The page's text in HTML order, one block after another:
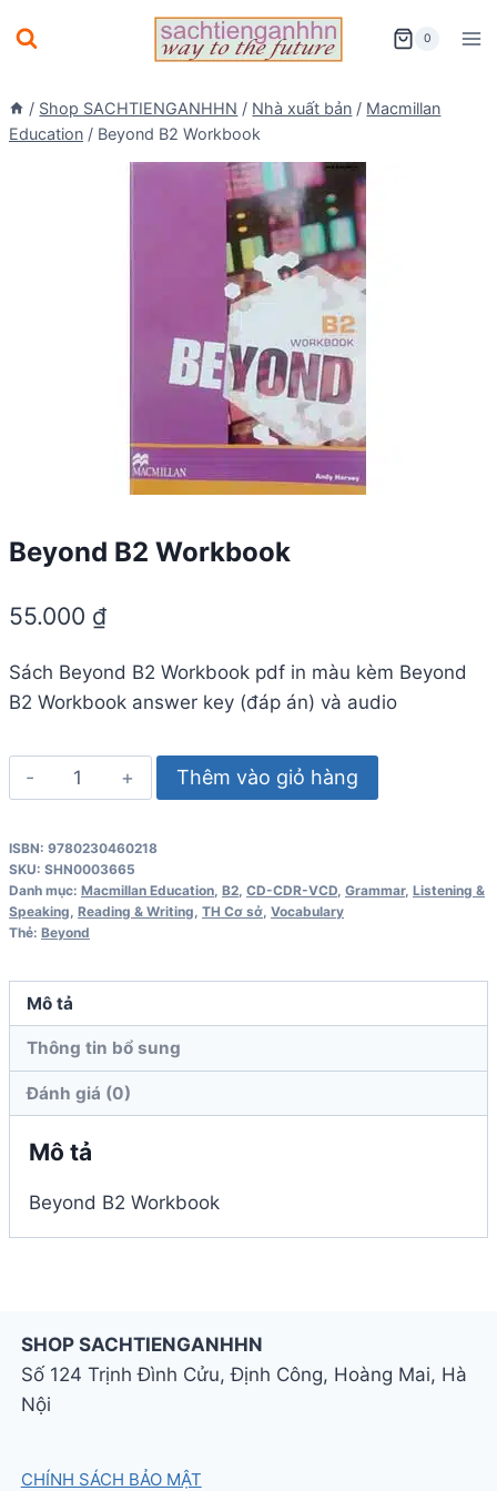
to
0
/ Shop SACHTIENGANHHN / Nhà xuất bản / Macmillan
Education / Beyond B2 Workbook
Beyond B2 Workbook
55.000 ₫
Sách Beyond B2 Workbook pdf in màu kèm Beyond
B2 Workbook answer key (đáp án) và audio
Beyond
B2
số
lượng
Thêm vào giỏ hàng
ISBN: 9780230460218
SKU: SHN0003665
Danh mục: Macmillan Education B2 CD-CDR-VCD Grammar, Listening &
Speaking Reading & Writing TH Cơ sở Vocabulary
Thẻ: Beyond
Mô tả
Thông tin bổ sung
Đánh giá (0)
Mô tả
Beyond B2 Workbook
SHOP SACHTIENGANHHN
Số 124 Trịnh Đình Cửu, Định Công, Hoàng Mai, Hà
Nội
CHÍNH SÁCH BẢO MẬT